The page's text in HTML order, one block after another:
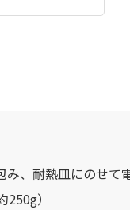
、耐熱皿にのせて
）